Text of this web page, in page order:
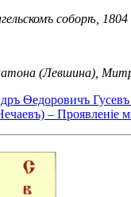
соборѣ, 1804
(Левшина),
Ѳедоровичъ Гусевъ
– Проявленіе